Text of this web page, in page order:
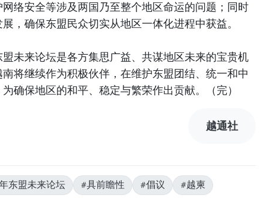
络安全等涉及两国乃至整个地区命运的问题；同时
，确保东盟民众切实从地区一体化进程中获益。
未来论坛是各方集思广益、共谋地区未来的宝贵机
将继续作为积极伙伴，在维护东盟团结、统一和中
确保地区的和平、稳定与繁荣作出贡献。（完）
越通社
东盟未来论坛 #具前瞻性 #倡议
#越柬